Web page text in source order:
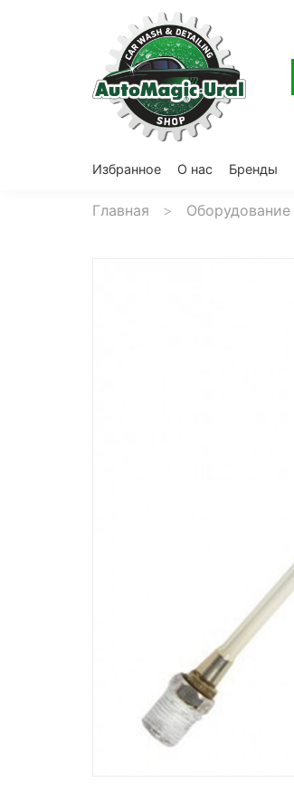
Избранное О нас Бренды
Главная Оборудование